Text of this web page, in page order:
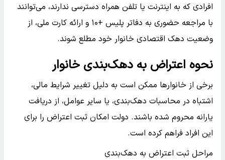
افرادی که به اینترنت یا تلفن همراه دسترسی ندارند، می‌توانند
با مراجعه حضوری به دفاتر پلیس +۱۰ و ارائه کارت ملی، از
وضعیت دهک اقتصادی خانوار خود مطلع شوند.
نحوه اعتراض به دهک‌بندی خانوار
برخی از خانوارها ممکن است به دلیل تغییر شرایط مالی،
اشتباه در محاسبات دهک‌بندی، یا سایر عوامل، از دریافت
یارانه محروم شده باشند. دولت امکان ثبت اعتراض را برای
این افراد فراهم کرده است.
مراحل ثبت اعتراض به دهک‌بندی